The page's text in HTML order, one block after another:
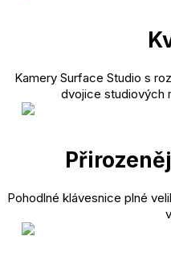
Kamery Surface Studio s
dvojice studiových
Pohodlné klávesnice plné